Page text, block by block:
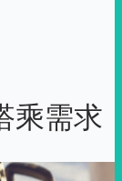
乘需求